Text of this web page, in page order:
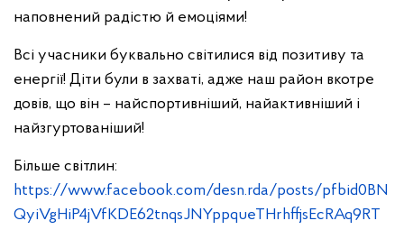
наповнений радістю й емоціями!
Всі учасники буквально світилися від позитиву та
енергії! Діти були в захваті, адже наш район вкотре
довів, що він – найспортивніший, найактивніший і
найзгуртованіший!
Більше світлин:
https://www.facebook.com/desn.rda/posts/pfbid0BN
QyiVgHiP4jVfKDE62tnqsJNYppqueTHrhffjsEcRAq9RT